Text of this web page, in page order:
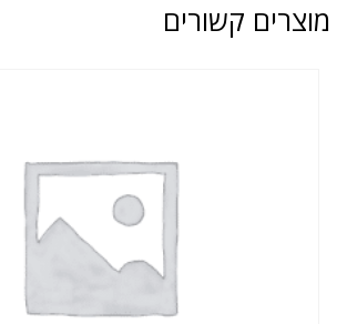
מוצרים קשורים